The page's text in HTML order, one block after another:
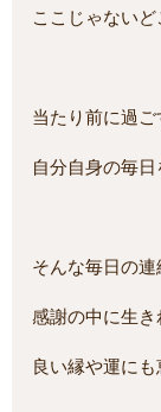
ここじゃないど
当たり前に過ご
自分自身の毎
そんな毎日の連
感謝の中に生き
良い縁や運に